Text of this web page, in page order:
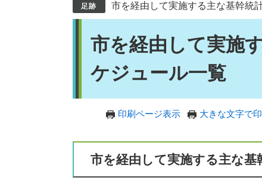
市を経由して実施する主な基幹統
市を経由して実施
ケジュール一覧
印刷ページ表示 大きな文字で
市を経由して実施する主な基